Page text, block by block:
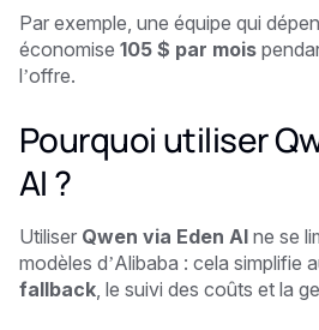
Par exemple, une équipe qui
économise 105 $ par mois
l’offre.
Pourquoi utiliser
AI ?
Utiliser Qwen via Eden AI ne se
modèles d’Alibaba : cela simplifie
fallback , le suivi des coûts et la